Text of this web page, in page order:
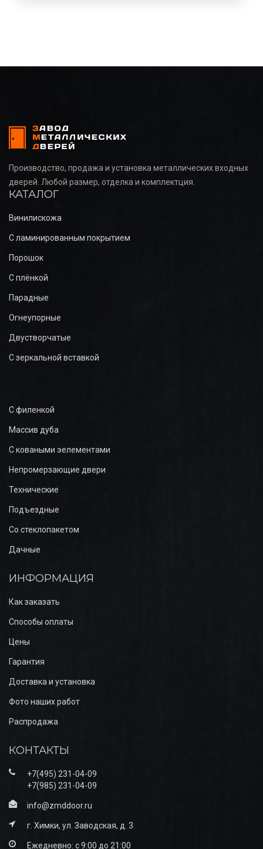
Производство, продажа и установка металлических входных
дверей. Любой размер, отделка и комплектция.
КАТАЛОГ
Винилискожа
С ламинированным покрытием
Порошок
С плёнкой
Парадные
Огнеупорные
Двустворчатые
С зеркальной вставкой
С филенкой
Массив дуба
С коваными эелементами
Непромерзающие двери
Технические
Подъездные
Со стеклопакетом
Дачные
ИНФОРМАЦИЯ
Как заказать
Способы оплаты
Цены
Гарантия
Доставка и установка
Фото наших работ
Распродажа
КОНТАКТЫ
+7(495) 231-04-09
+7(985) 231-04-09
info@zmddoor.ru
г. Химки, ул. Заводская, д. 3
Ежедневно: с 9:00 до 21:00